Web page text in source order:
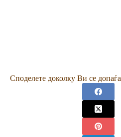
Споделете доколку Ви се допаѓа